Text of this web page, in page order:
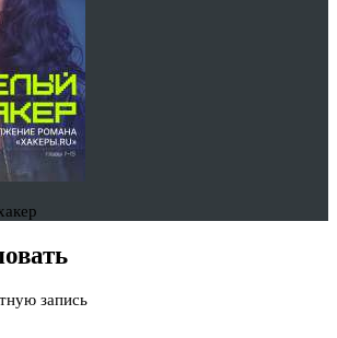
запись